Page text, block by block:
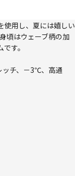
用し、夏には嬉しい
頃はウェーブ柄の加
す。
チ、－3℃、高通